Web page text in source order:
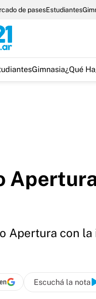
de pasesEstudiantes
Gimnasia¿Qué
Apertura con
Escuchá la nota